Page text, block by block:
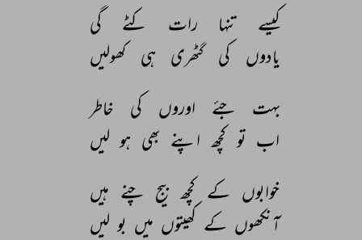
کیسے
تنہا رات کٹے
گی
یادوں
کی گٹھری ہی
کھولیں
بہت
جئے اوروں کی
خاطر
اب تو کچھ اپنے بھی ہو لیں
خوابوں کے کچھ بیج چنے ہیں
آنکھوں کے کھیتوں میں بو لیں